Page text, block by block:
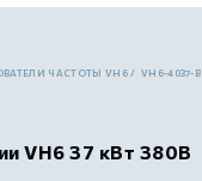
ЧАСТОТЫ VH6 VH6-4037-B
VH6 37 кВт 380В